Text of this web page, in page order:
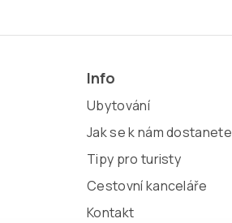
Info
Ubytování
Jak se k nám dostanete
Tipy pro turisty
Cestovní kanceláře
Kontakt